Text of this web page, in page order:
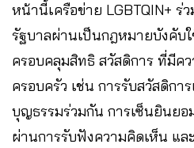
หน้านี้เครือข่าย LGBTQIN+ ร่
รัฐบาลผ่านเป็นกฎหมายบังคับ
ครอบคลุมสิทธิ สวัสดิการ ที่มีค
ครอบครัว เช่น การรับสวัสดิก
บุญธรรมร่วมกัน การเซ็นยินย
ผ่านการรับฟังความคิดเห็น แล